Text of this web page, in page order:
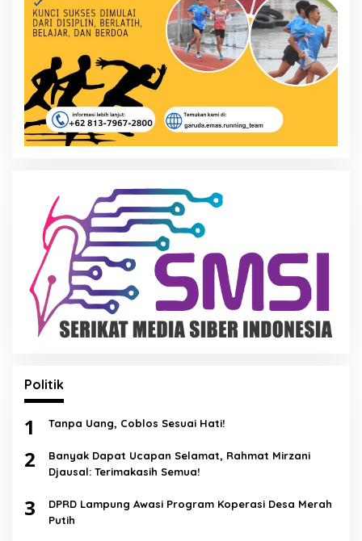
Politik
1 Tanpa Uang, Coblos Sesuai Hati!
2
Banyak Dapat Ucapan Selamat, Rahmat Mirzani
Djausal: Terimakasih Semua!
3
DPRD Lampung Awasi Program Koperasi Desa Merah
Putih